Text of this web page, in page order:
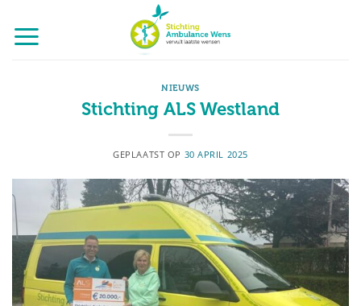
naar
inhoud
NIEUWS
Stichting ALS Westland
GEPLAATST OP 30 APRIL 2025